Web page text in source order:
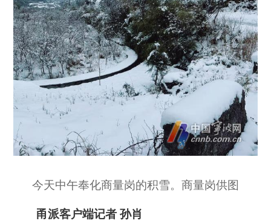
今天中午奉化商量岗的积雪。商量岗供图
甬派客户端记者 孙肖